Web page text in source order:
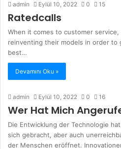
admin Eylül 10, 2022 0 15
Ratedcalls
When it comes to customer
reinventing their models in order to
best…
Devamını Oku »
admin Eylül 10, 2022 0 16
Wer Hat Mich
Die Entwicklung der Technologie
sich gebracht, aber auch
der Menschen eröffnet.